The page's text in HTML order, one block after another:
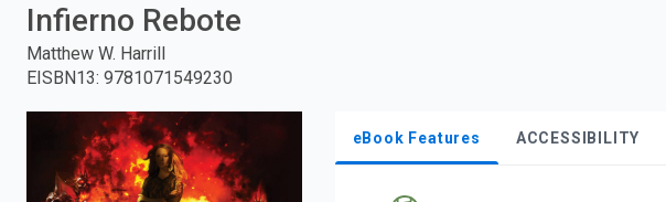
Infierno Rebote
Matthew W. Harrill
EISBN13: 9781071549230
eBook Features ACCESSIBILITY